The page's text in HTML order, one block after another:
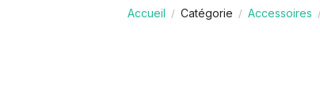
Accueil / Catégorie / Accessoires /